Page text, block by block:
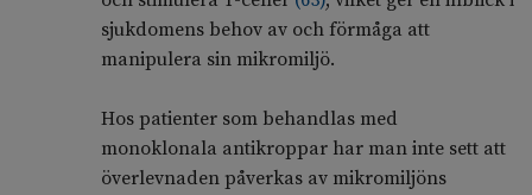
sjukdomens behov av och förmåga att
manipulera sin mikromiljö.
Hos patienter som behandlas med
monoklonala antikroppar har man inte sett att
överlevnaden påverkas av mikromiljöns